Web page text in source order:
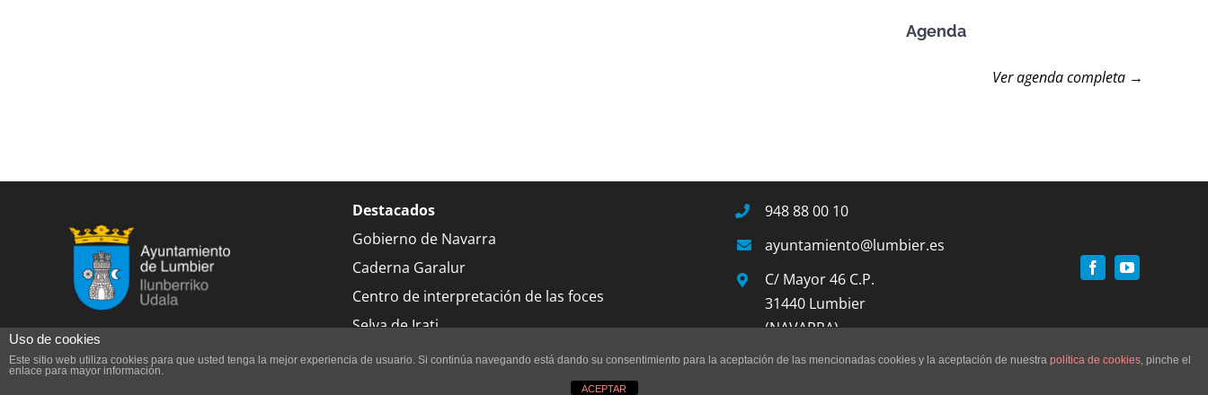
Agenda
Ver agenda completa →
Destacados
Gobierno de Navarra
Caderna Garalur
Centro de interpretación de las foces
Selva de Irati
948 88 00 10
ayuntamiento@lumbier.es
C/ Mayor 46 C.P.
31440 Lumbier
(NAVARRA)
Aviso legal
Uso de cookies
Este sitio web utiliza cookies para que usted tenga la mejor experiencia de usuario. Si continúa navegando está dando su consentimiento para la aceptación de las mencionadas cookies y la aceptación de nuestra política de cookies, pinche el
enlace para mayor información.
ACEPTAR